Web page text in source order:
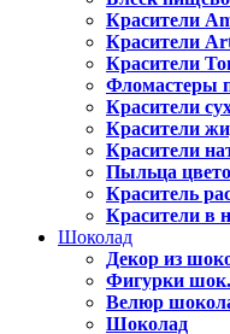
Красители
Красители
Красители
Фломастеры
Красители
Красители
Красители
Пыльца
Краситель
Красители в
Шоколад
Декор из
Фигурки шок.
Велюр
Шоколад